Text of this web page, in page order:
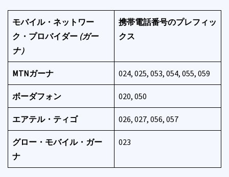
モバイル・ネットワー
ク・プロバイダー (ガー
ナ）
携帯電話番号のプレフィッ
クス
MTNガーナ 024, 025, 053, 054, 055, 059
ボーダフォン 020, 050
エアテル・ティゴ 026, 027, 056, 057
グロー・モバイル・ガー
ナ
023